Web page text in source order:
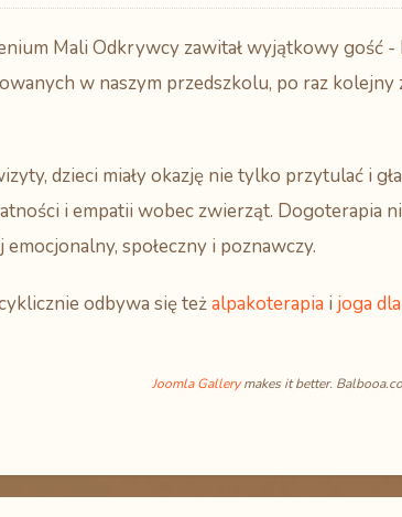
Mali Odkrywcy zawitał wyjątkowy gość -
w naszym przedszkolu, po raz
dzieci miały okazję nie tylko przytulać i
i empatii wobec zwierząt. Dogoterapia
społeczny i poznawczy.
odbywa się teżalpakoterapia i joga
Joomla Gallerymakes it better.